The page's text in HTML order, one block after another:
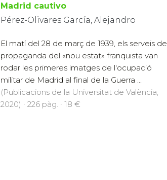
Madrid cautivo
Pérez-Olivares García, Alejandro
El matí del 28 de març de 1939, els serveis de
propaganda del «nou estat» franquista van
rodar les primeres imatges de l'ocupació
militar de Madrid al final de la Guerra ...
(Publicacions de la Universitat de València,
2020) · 226 pàg. · 18 €